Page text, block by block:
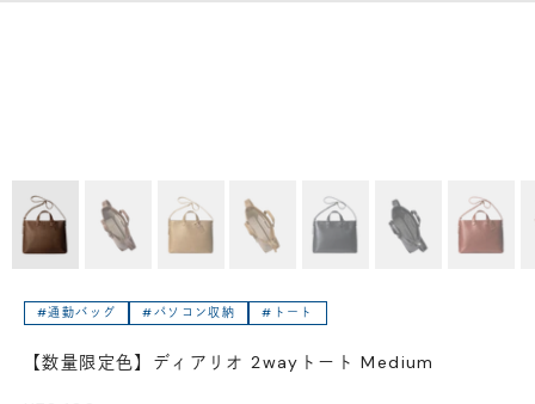
#通勤バッグ #パソコン収納 #トート
【数量限定色】ディアリオ 2wayトート Medium